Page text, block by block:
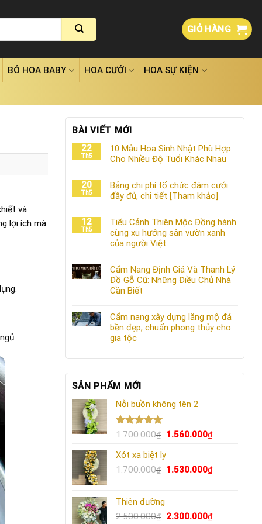
GIỎ HÀNG
BÓ HOA BABY HOA CƯỚI HOA SỰ KIỆN
và
lợi ích mà
BÀI VIẾT MỚI
22
Th5
10 Mẫu Hoa Sinh Nhật Phù Hợp
Cho Nhiều Độ Tuổi Khác Nhau
20
Th5
Bảng chi phí tổ chức đám cưới
đầy đủ, chi tiết [Tham khảo]
12
Th5
Tiểu Cảnh Thiên Mộc Đồng hành
cùng xu hướng sân vườn xanh
của người Việt
Cẩm Nang Định Giá Và Thanh Lý
Đồ Gỗ Cũ: Những Điều Chủ Nhà
Cần Biết
Cẩm nang xây dựng lăng mộ đá
bền đẹp, chuẩn phong thủy cho
gia tộc
SẢN PHẨM MỚI
Nỗi buồn không tên 2
Được xếp
5 sao
1.700.000₫
Giá
là:
1.700.000₫.
1.560.000₫Giá
là:
Xót xa biệt ly
1.700.000₫
Giá
1.530.000₫Giá
1.530.000₫.
Thiên đường
2.500.000₫
Giá
2.300.000₫Giá